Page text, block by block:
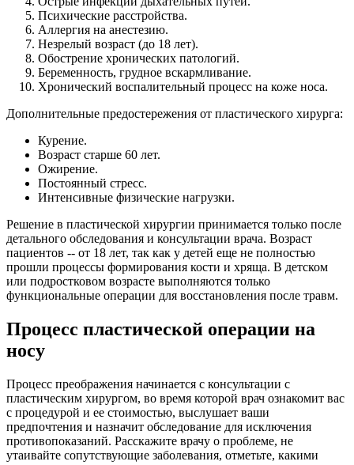
Психические расстройства.
Аллергия на анестезию.
Незрелый возраст (до 18 лет).
Обострение хронических патологий.
Беременность, грудное вскармливание.
Хронический воспалительный процесс на коже носа.
Дополнительные предостережения от пластического хирурга:
Курение.
Возраст старше 60 лет.
Ожирение.
Постоянный стресс.
Интенсивные физические нагрузки.
Решение в пластической хирургии принимается только после
детального обследования и консультации врача. Возраст
пациентов -- от 18 лет, так как у детей еще не полностью
прошли процессы формирования кости и хряща. В детском
или подростковом возрасте выполняются только
функциональные операции для восстановления после травм.
Процесс пластической операции на
носу
Процесс преображения начинается с консультации с
пластическим хирургом, во время которой врач ознакомит вас
с процедурой и ее стоимостью, выслушает ваши
предпочтения и назначит обследование для исключения
противопоказаний. Расскажите врачу о проблеме, не
утаивайте сопутствующие заболевания, отметьте, какими